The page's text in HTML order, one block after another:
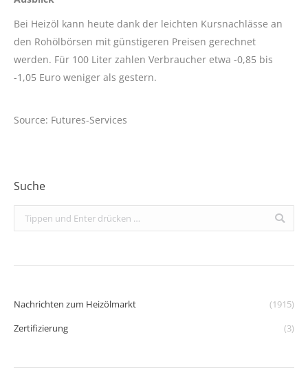
Bei Heizöl kann heute dank der leichten Kursnachlässe an
den Rohölbörsen mit günstigeren Preisen gerechnet
werden. Für 100 Liter zahlen Verbraucher etwa -0,85 bis
-1,05 Euro weniger als gestern.
Source: Futures-Services
Suche
Search:
Nachrichten zum Heizölmarkt
(1915)
Zertifizierung
(3)